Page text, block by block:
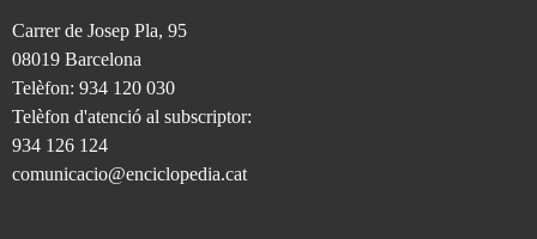
Carrer de Josep Pla, 95
08019 Barcelona
Telèfon: 934 120 030
Telèfon d'atenció al subscriptor:
934 126 124
comunicacio@enciclopedia.cat